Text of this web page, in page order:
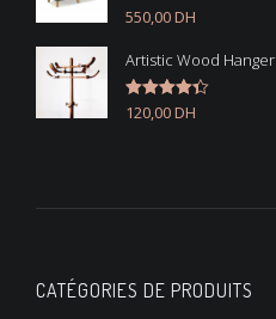
Note4.50
sur 5
550,00DH
Artistic Wood Hanger
Note4.33
sur 5
120,00DH
CATÉGORIES DE PRODUITS